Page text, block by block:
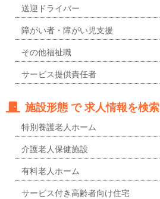
送迎ドライバー
障がい者・障がい児支援
その他福祉職
サービス提供責任者
施設形態 で 求人情報を検索
特別養護老人ホーム
介護老人保健施設
有料老人ホーム
サービス付き高齢者向け住宅